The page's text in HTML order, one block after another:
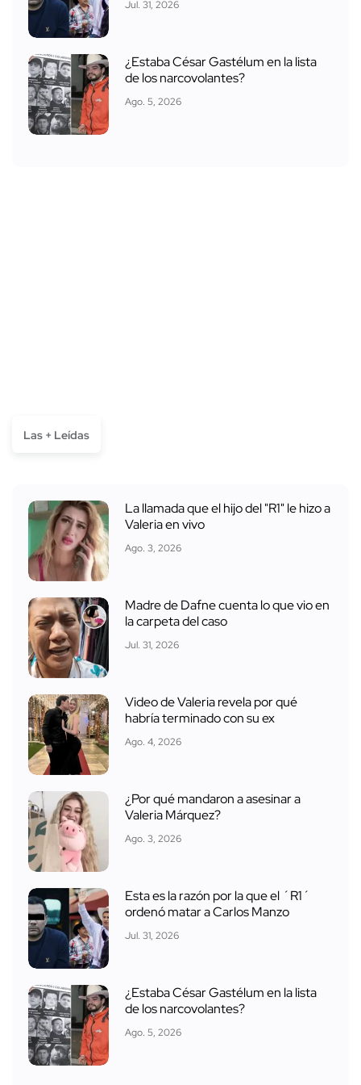
Jul. 31, 2026
¿Estaba César Gastélum en la lista
de los narcovolantes?
Ago. 5, 2026
Las + Leídas
La llamada que el hijo del "R1" le hizo a
Valeria en vivo
Ago. 3, 2026
Madre de Dafne cuenta lo que vio en
la carpeta del caso
Jul. 31, 2026
Video de Valeria revela por qué
habría terminado con su ex
Ago. 4, 2026
¿Por qué mandaron a asesinar a
Valeria Márquez?
Ago. 3, 2026
Esta es la razón por la que el ´R1´
ordenó matar a Carlos Manzo
Jul. 31, 2026
¿Estaba César Gastélum en la lista
de los narcovolantes?
Ago. 5, 2026